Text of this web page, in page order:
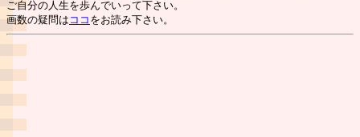
ご自分の人生を歩んでいって下さい。
画数の疑問は ココ をお読み下さい。